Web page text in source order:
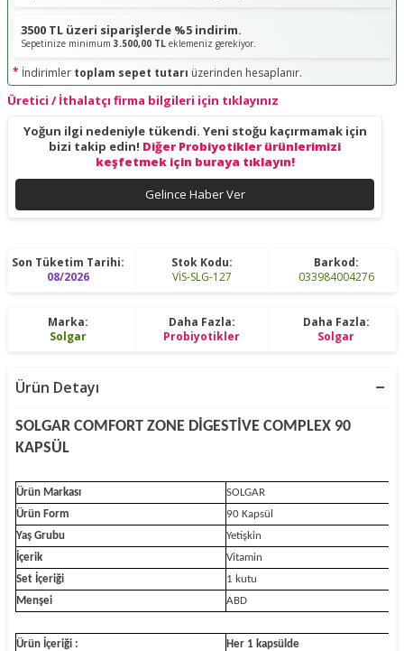
3500 TL üzeri siparişlerde %5 indirim.
Sepetinize minimum 3.500,00 TL eklemeniz gerekiyor.
* İndirimler toplam sepet tutarı üzerinden hesaplanır.
Üretici / İthalatçı firma bilgileri için tıklayınız
Yoğun ilgi nedeniyle tükendi. Yeni stoğu kaçırmamak için
bizi takip edin! Diğer Probiyotikler ürünlerimizi
keşfetmek için buraya tıklayın!
Gelince Haber Ver
Son Tüketim Tarihi:
08/2026
Stok Kodu:
VİS-SLG-127
Barkod:
033984004276
Marka:
Solgar
Daha Fazla:
Probiyotikler
Daha Fazla:
Solgar
Ürün Detayı
SOLGAR COMFORT ZONE DİGESTİVE COMPLEX 90
KAPSÜL
Ürün Markası
SOLGAR
Ürün Form
90 Kapsül
Yaş Grubu
Yetişkin
İçerik
Vitamin
Set İçeriği
1 kutu
Menşei
ABD
Ürün İçeriği : Her 1 kapsülde